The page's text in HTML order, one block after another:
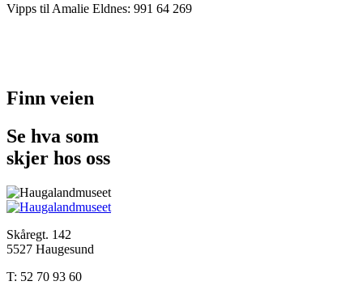
Vipps til Amalie Eldnes: 991 64 269
Finn veien
Se hva som
skjer hos oss
Skåregt. 142
5527 Haugesund
T: 52 70 93 60